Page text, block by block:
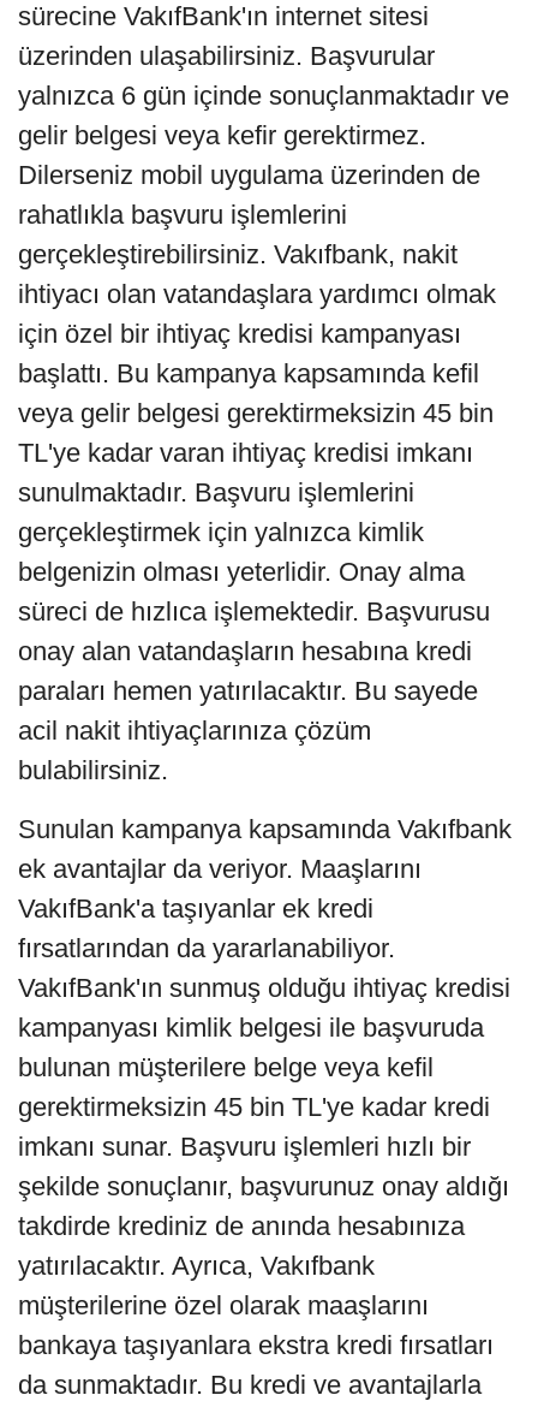
sürecine VakıfBank'ın internet sitesi
üzerinden ulaşabilirsiniz. Başvurular
yalnızca 6 gün içinde sonuçlanmaktadır ve
gelir belgesi veya kefir gerektirmez.
Dilerseniz mobil uygulama üzerinden de
rahatlıkla başvuru işlemlerini
gerçekleştirebilirsiniz. Vakıfbank, nakit
ihtiyacı olan vatandaşlara yardımcı olmak
için özel bir ihtiyaç kredisi kampanyası
başlattı. Bu kampanya kapsamında kefil
veya gelir belgesi gerektirmeksizin 45 bin
TL'ye kadar varan ihtiyaç kredisi imkanı
sunulmaktadır. Başvuru işlemlerini
gerçekleştirmek için yalnızca kimlik
belgenizin olması yeterlidir. Onay alma
süreci de hızlıca işlemektedir. Başvurusu
onay alan vatandaşların hesabına kredi
paraları hemen yatırılacaktır. Bu sayede
acil nakit ihtiyaçlarınıza çözüm
bulabilirsiniz.
Sunulan kampanya kapsamında Vakıfbank
ek avantajlar da veriyor. Maaşlarını
VakıfBank'a taşıyanlar ek kredi
fırsatlarından da yararlanabiliyor.
VakıfBank'ın sunmuş olduğu ihtiyaç kredisi
kampanyası kimlik belgesi ile başvuruda
bulunan müşterilere belge veya kefil
gerektirmeksizin 45 bin TL'ye kadar kredi
imkanı sunar. Başvuru işlemleri hızlı bir
şekilde sonuçlanır, başvurunuz onay aldığı
takdirde krediniz de anında hesabınıza
yatırılacaktır. Ayrıca, Vakıfbank
müşterilerine özel olarak maaşlarını
bankaya taşıyanlara ekstra kredi fırsatları
da sunmaktadır. Bu kredi ve avantajlarla